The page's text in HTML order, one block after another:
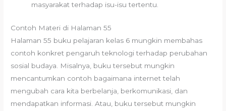
masyarakat terhadap isu-isu tertentu.
Contoh Materi di Halaman 55
Halaman 55 buku pelajaran kelas 6 mungkin membahas
contoh konkret pengaruh teknologi terhadap perubahan
sosial budaya. Misalnya, buku tersebut mungkin
mencantumkan contoh bagaimana internet telah
mengubah cara kita berbelanja, berkomunikasi, dan
mendapatkan informasi. Atau, buku tersebut mungkin